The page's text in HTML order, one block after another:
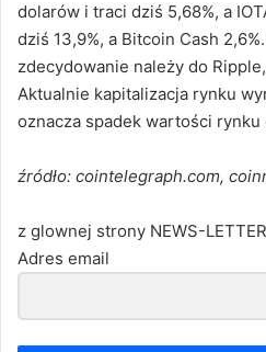
dolarów i traci dziś 5,68%, a
dziś 13,9%, a Bitcoin Cash
zdecydowanie należy do
Aktualnie kapitalizacja rynku
oznacza spadek wartości rynku
źródło: cointelegraph.com,
z glownej strony NEWS-LETTER
Adres email